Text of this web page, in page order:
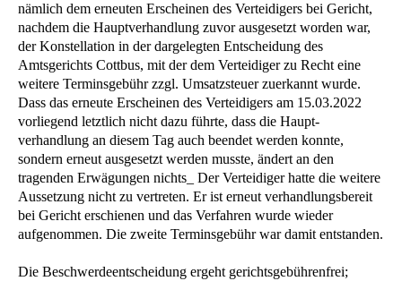
nämlich dem erneuten Erscheinen des Verteidigers bei Gericht,
nachdem die Hauptverhandlung zuvor ausgesetzt worden war,
der Konstellation in der dargelegten Entscheidung des
Amtsgerichts Cottbus, mit der dem Verteidiger zu Recht eine
weitere Terminsgebühr zzgl. Umsatzsteuer zuerkannt wurde.
Dass das erneute Erscheinen des Verteidigers am 15.03.2022
vorliegend letztlich nicht dazu führte, dass die Haupt-
verhandlung an diesem Tag auch beendet werden konnte,
sondern erneut ausgesetzt werden musste, ändert an den
tragenden Erwägungen nichts_ Der Verteidiger hatte die weitere
Aussetzung nicht zu vertreten. Er ist erneut verhandlungsbereit
bei Gericht erschienen und das Verfahren wurde wieder
aufgenommen. Die zweite Terminsgebühr war damit entstanden.
Die Beschwerdeentscheidung ergeht gerichtsgebührenfrei;